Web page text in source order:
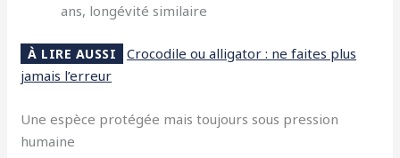
ans, longévité similaire
À LIRE AUSSI
Crocodile ou alligator : ne faites plus
jamais l’erreur
Une espèce protégée mais toujours sous pression
humaine